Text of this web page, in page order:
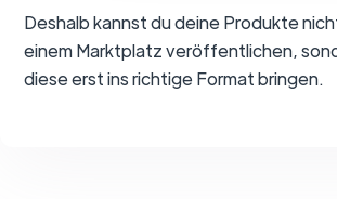
Deshalb kannst du deine Produkte
einem Marktplatz veröffentlichen,
diese erst ins richtige Format bringen.